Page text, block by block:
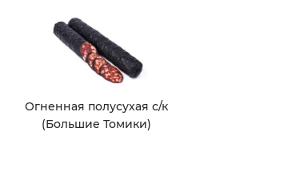
Огненная полусухая с/к
(Большие Томики)